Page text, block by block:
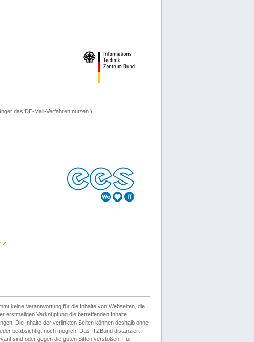
das DE-Mail-Verfahren nutzen.)
↗
keine Verantwortung für die Inhalte von Webseiten, die
erstmaligen Verknüpfung die betreffenden Inhalte
Die Inhalte der verlinkten Seiten können deshalb ohne
beabsichtigt noch möglich. Das ITZBund distanziert
sind oder gegen die guten Sitten verstoßen. Für